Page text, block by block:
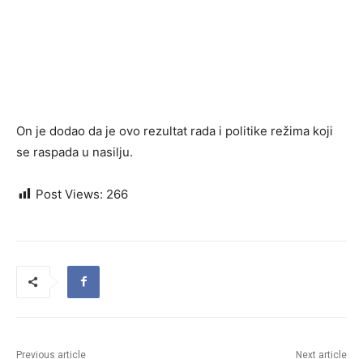
On je dodao da je ovo rezultat rada i politike režima koji
se raspada u nasilju.
Post Views: 266
Previous article Next article